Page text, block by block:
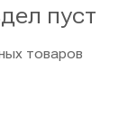
пуст
товаров